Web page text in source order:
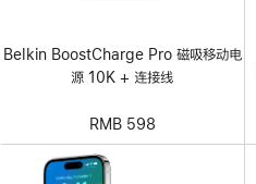
Belkin BoostCharge Pro 磁吸移动电
源 10K + 连接线
RMB 598